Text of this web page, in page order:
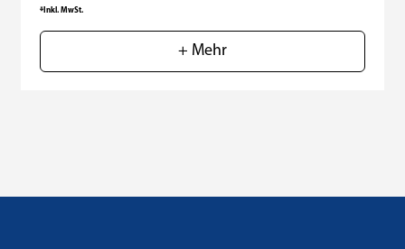
*Inkl. MwSt.
+ Mehr